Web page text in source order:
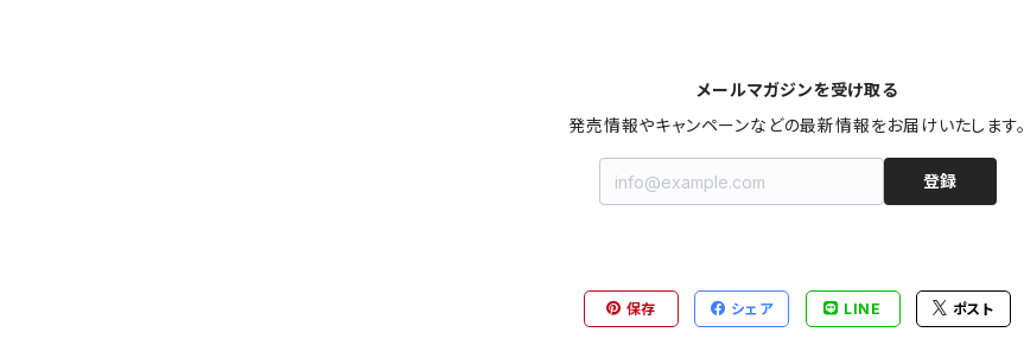
メールマガジンを受け取る
発売情報やキャンペーンなどの最新情報をお届けいたします。
登録
保存 シェア LINE ポスト